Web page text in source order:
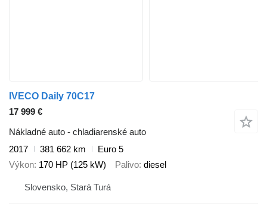
IVECO Daily 70C17
17 999 €
Nákladné auto - chladiarenské auto
2017
381 662 km
Euro 5
Výkon 170 HP (125 kW) Palivo diesel
Slovensko, Stará Turá